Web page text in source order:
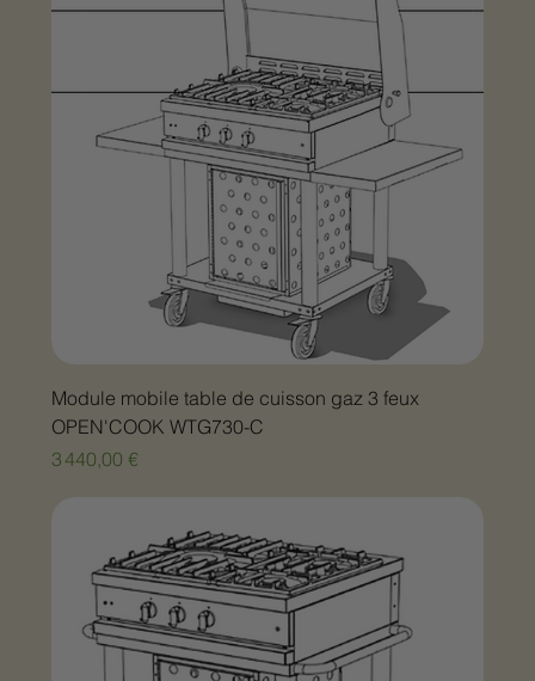
Module mobile table de cuisson gaz 3 feux
OPEN'COOK WTG730-C
Prix
3 440,00 €